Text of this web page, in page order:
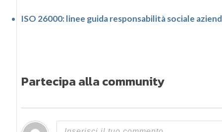
ISO 26000: linee guida responsabilità sociale
Partecipa alla community